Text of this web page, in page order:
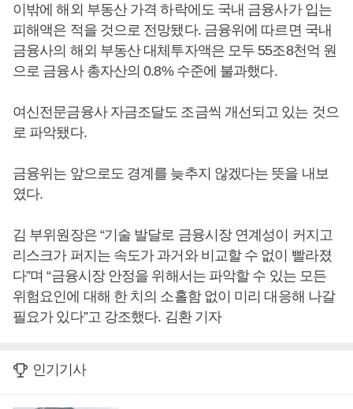
이밖에 해외 부동산 가격 하락에도 국내 금융사가 입는
피해액은 적을 것으로 전망됐다. 금융위에 따르면 국내
금융사의 해외 부동산 대체투자액은 모두 55조8천억 원
으로 금융사 총자산의 0.8% 수준에 불과했다.
여신전문금융사 자금조달도 조금씩 개선되고 있는 것으
로 파악됐다.
금융위는 앞으로도 경계를 늦추지 않겠다는 뜻을 내보
였다.
김 부위원장은 “기술 발달로 금융시장 연계성이 커지고
리스크가 퍼지는 속도가 과거와 비교할 수 없이 빨라졌
다”며 “금융시장 안정을 위해서는 파악할 수 있는 모든
위험요인에 대해 한 치의 소홀함 없이 미리 대응해 나갈
필요가 있다”고 강조했다. 김환 기자
인기기사